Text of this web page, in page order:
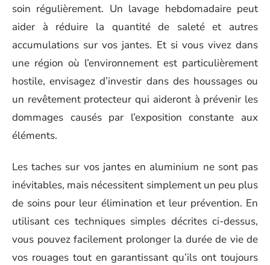
soin régulièrement. Un lavage hebdomadaire peut
aider à réduire la quantité de saleté et autres
accumulations sur vos jantes. Et si vous vivez dans
une région où l’environnement est particulièrement
hostile, envisagez d’investir dans des houssages ou
un revêtement protecteur qui aideront à prévenir les
dommages causés par l’exposition constante aux
éléments.
Les taches sur vos jantes en aluminium ne sont pas
inévitables, mais nécessitent simplement un peu plus
de soins pour leur élimination et leur prévention. En
utilisant ces techniques simples décrites ci-dessus,
vous pouvez facilement prolonger la durée de vie de
vos rouages tout en garantissant qu’ils ont toujours